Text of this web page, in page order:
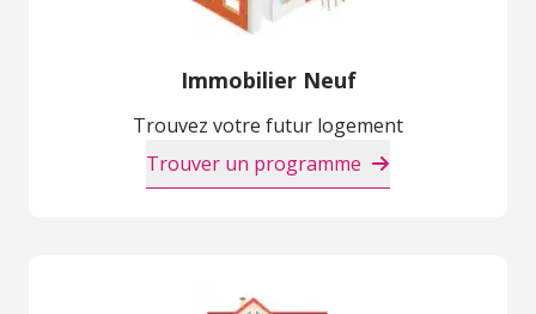
Immobilier Neuf
Trouvez votre futur logement
Trouver un programme